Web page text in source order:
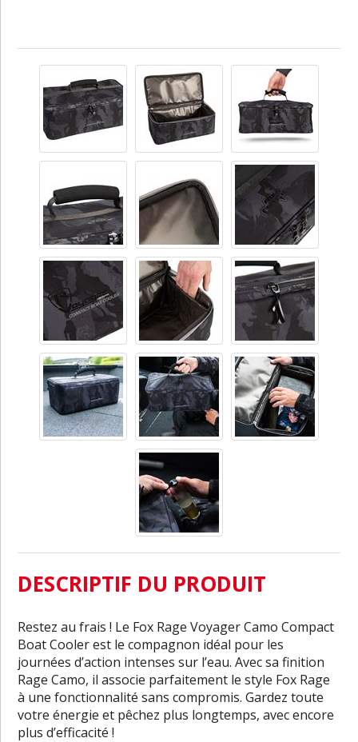
DESCRIPTIF DU PRODUIT
Restez au frais ! Le Fox Rage Voyager Camo Compact
Boat Cooler est le compagnon idéal pour les
journées d’action intenses sur l’eau. Avec sa finition
Rage Camo, il associe parfaitement le style Fox Rage
à une fonctionnalité sans compromis. Gardez toute
votre énergie et pêchez plus longtemps, avec encore
plus d’efficacité !